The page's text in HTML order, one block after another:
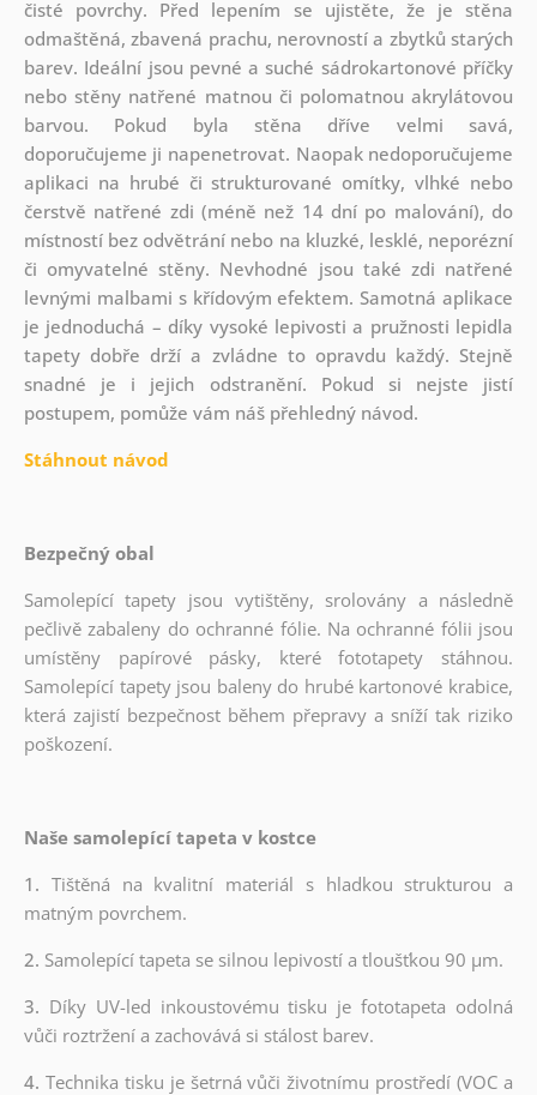
čisté povrchy. Před lepením se ujistěte, že je stěna
odmaštěná, zbavená prachu, nerovností a zbytků starých
barev. Ideální jsou pevné a suché sádrokartonové příčky
nebo stěny natřené matnou či polomatnou akrylátovou
barvou. Pokud byla stěna dříve velmi savá,
doporučujeme ji napenetrovat. Naopak nedoporučujeme
aplikaci na hrubé či strukturované omítky, vlhké nebo
čerstvě natřené zdi (méně než 14 dní po malování), do
místností bez odvětrání nebo na kluzké, lesklé, neporézní
či omyvatelné stěny. Nevhodné jsou také zdi natřené
levnými malbami s křídovým efektem. Samotná aplikace
je jednoduchá – díky vysoké lepivosti a pružnosti lepidla
tapety dobře drží a zvládne to opravdu každý. Stejně
snadné je i jejich odstranění. Pokud si nejste jistí
postupem, pomůže vám náš přehledný návod.
Stáhnout návod
Bezpečný obal
Samolepící tapety jsou vytištěny, srolovány a následně
pečlivě zabaleny do ochranné fólie. Na ochranné fólii jsou
umístěny papírové pásky, které fototapety stáhnou.
Samolepící tapety jsou baleny do hrubé kartonové krabice,
která zajistí bezpečnost během přepravy a sníží tak riziko
poškození.
Naše samolepící tapeta v kostce
1. Tištěná na kvalitní materiál s hladkou strukturou a
matným povrchem.
2. Samolepící tapeta se silnou lepivostí a tloušťkou 90 µm.
3. Díky UV-led inkoustovému tisku je fototapeta odolná
vůči roztržení a zachovává si stálost barev.
4. Technika tisku je šetrná vůči životnímu prostředí (VOC a